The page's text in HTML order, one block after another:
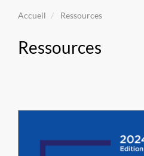
Accueil Ressources
Ressources